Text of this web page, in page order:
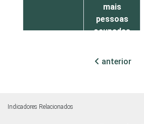
mais
pessoas
ocupadas
¹ Base: 1.586 órgãos
2013.
anterior
Indicadores Relacionados